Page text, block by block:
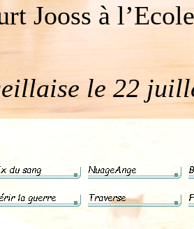
Jooss à
le 22